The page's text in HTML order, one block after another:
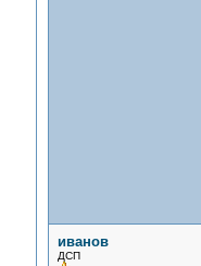
иванов
ДСП